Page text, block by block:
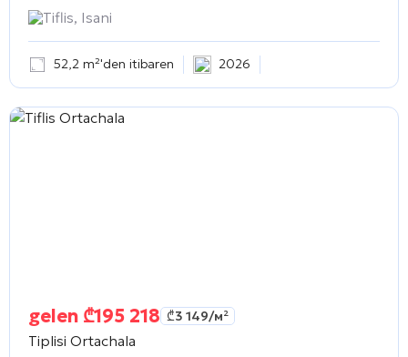
Tiflis, Isani
52,2 m²'den itibaren 2026
gelen ₾195 218 ₾3 149/м²
Tiplisi Ortachala